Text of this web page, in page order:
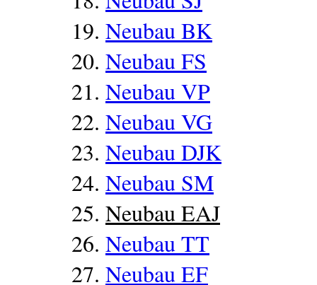
Neubau BK
Neubau FS
Neubau VP
Neubau VG
Neubau DJK
Neubau SM
Neubau EAJ
Neubau TT
Neubau EF